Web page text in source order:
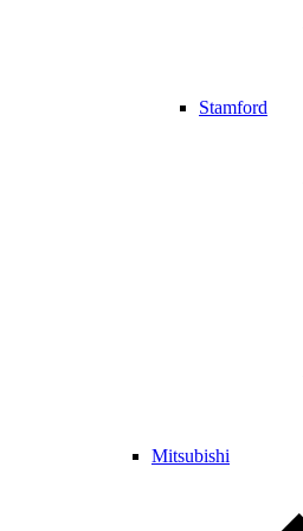
Stamford
Mitsubishi